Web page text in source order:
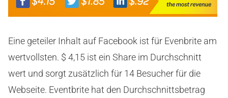
Eine geteiler Inhalt auf Facebook ist für Evenbrite am
wertvollsten. $ 4,15 ist ein Share im Durchschnitt
wert und sorgt zusätzlich für 14 Besucher für die
Webseite. Eventbrite hat den Durchschnittsbetrag